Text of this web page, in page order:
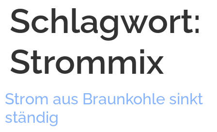
Schlagwort:
Strommix
Strom aus Braun­kohle sinkt
stän­dig